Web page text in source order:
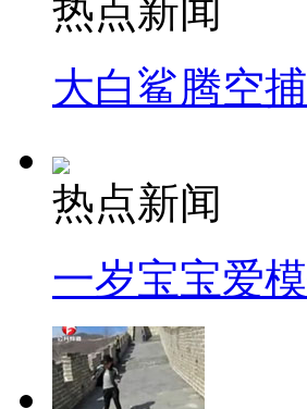
热点新闻
大白鲨腾空
热点新闻
一岁宝宝爱